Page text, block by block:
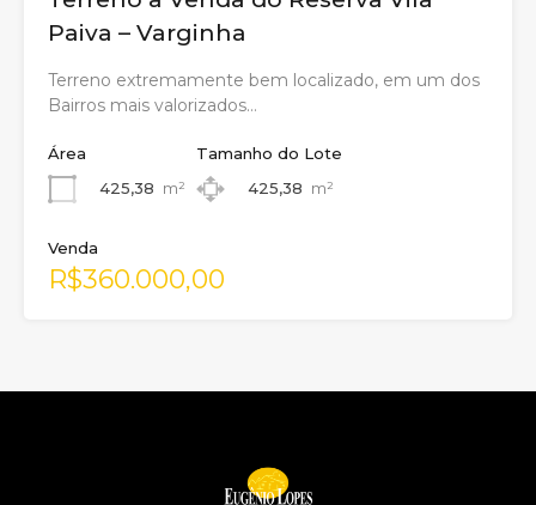
Paiva – Varginha
Terreno extremamente bem localizado, em um dos
Bairros mais valorizados…
Área
425,38 m²
Tamanho do Lote
425,38 m²
Venda
R$360.000,00